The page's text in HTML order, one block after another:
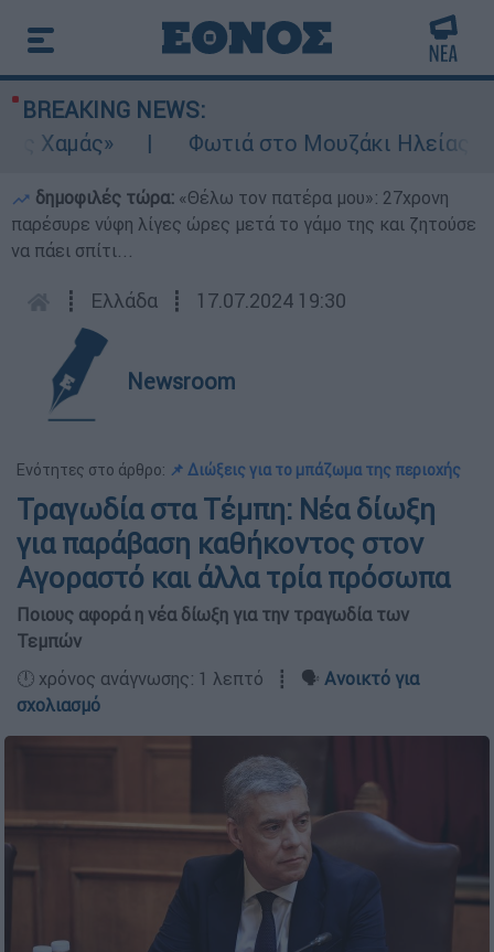
BREAKING NEWS:
Φωτιά στο Μουζάκι Ηλείας:
δημοφιλές τώρα: «Θέλω τον πατέρα μου»: 27χρονη
παρέσυρε νύφη λίγες ώρες μετά το γάμο της και ζητούσε
να πάει σπίτι...
┋ Ελλάδα ┋ 17.07.2024 19:30
Newsroom
Ενότητες στο άρθρο: 📌 Διώξεις για το μπάζωμα της περιοχής
Τραγωδία στα Τέμπη: Νέα δίωξη
για παράβαση καθήκοντος στον
Αγοραστό και άλλα τρία πρόσωπα
Ποιους αφορά η νέα δίωξη για την τραγωδία των
Τεμπών
🕛 χρόνος ανάγνωσης: 1 λεπτό ┋ 🗣️ Ανοικτό για
σχολιασμό